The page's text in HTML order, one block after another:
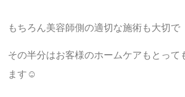
もちろん美容師側の適切な施術も大切で
その半分はお客様のホームケアもとって
ます☺︎